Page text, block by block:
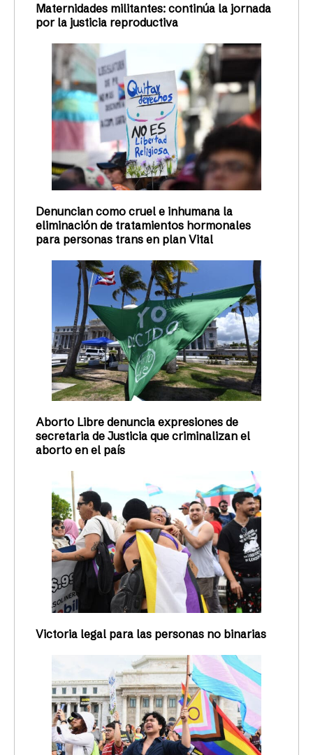
Maternidades militantes: continúa la jornada
por la justicia reproductiva
Denuncian como cruel e inhumana la
eliminación de tratamientos hormonales
para personas trans en plan Vital
Aborto Libre denuncia expresiones de
secretaria de Justicia que criminalizan el
aborto en el país
Victoria legal para las personas no binarias